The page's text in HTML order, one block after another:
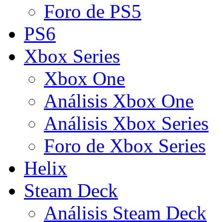
Foro de PS5
PS6
Xbox Series
Xbox One
Análisis Xbox One
Análisis Xbox Series
Foro de Xbox Series
Helix
Steam Deck
Análisis Steam Deck